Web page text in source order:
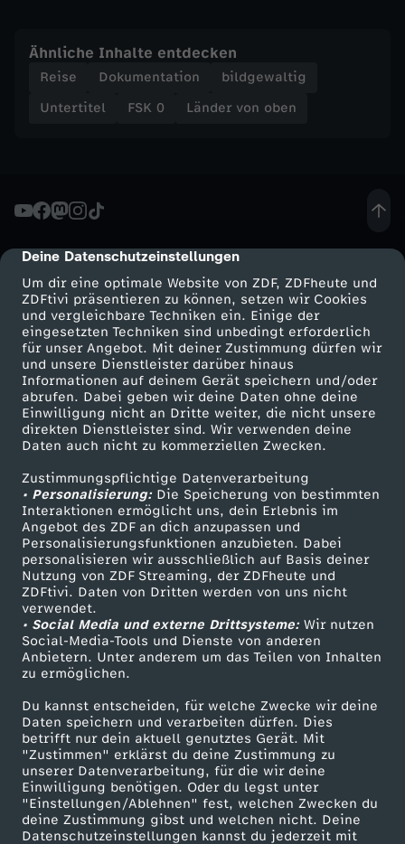
cmp-dialog-description
Deine Datenschutzeinstellungen
Um dir eine optimale Website von ZDF, ZDFheute und
ZDFtivi präsentieren zu können, setzen wir Cookies
und vergleichbare Techniken ein. Einige der
eingesetzten Techniken sind unbedingt erforderlich
für unser Angebot. Mit deiner Zustimmung dürfen wir
und unsere Dienstleister darüber hinaus
Informationen auf deinem Gerät speichern und/oder
abrufen. Dabei geben wir deine Daten ohne deine
Einwilligung nicht an Dritte weiter, die nicht unsere
direkten Dienstleister sind. Wir verwenden deine
Daten auch nicht zu kommerziellen Zwecken.
Zustimmungspflichtige Datenverarbeitung
• Personalisierung:Die Speicherung von bestimmten
Interaktionen ermöglicht uns, dein Erlebnis im
Angebot des ZDF an dich anzupassen und
Personalisierungsfunktionen anzubieten. Dabei
personalisieren wir ausschließlich auf Basis deiner
Nutzung von ZDF Streaming, der ZDFheute und
ZDFtivi. Daten von Dritten werden von uns nicht
verwendet.
• Social Media und externe Drittsysteme:Wir nutzen
Social-Media-Tools und Dienste von anderen
Anbietern. Unter anderem um das Teilen von Inhalten
zu ermöglichen.
Du kannst entscheiden, für welche Zwecke wir deine
Daten speichern und verarbeiten dürfen. Dies
betrifft nur dein aktuell genutztes Gerät. Mit
"Zustimmen" erklärst du deine Zustimmung zu
unserer Datenverarbeitung, für die wir deine
Einwilligung benötigen. Oder du legst unter
"Einstellungen/Ablehnen" fest, welchen Zwecken du
deine Zustimmung gibst und welchen nicht. Deine
Datenschutzeinstellungen kannst du jederzeit mit
s
t
o
n
o
b
e
n
Ähnliche Inhalte entdecken
Reise Dokumentation
bildgewaltig
Untertitel
FSK 0 Länder von oben
Mehr ZDF
ZDF-Apps
Smart TV
ZDFtext
Livestreams
Sendungen A-Z
TV-Programm
Service
ZDFmitreden
Kontakt zum ZDF
Tickets
Zuschauerservice
Hilfe
ZDF Unternehmen
Karriere
ZDF goes Schule
Werbefernsehen
Mainzelmännchen